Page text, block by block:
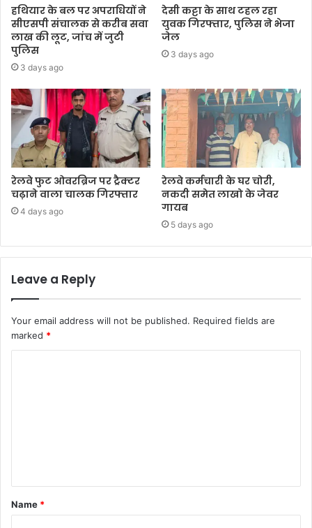
हथियार के बल पर अपराधियों ने
सीएसपी संचालक से करीब सवा
लाख की लूट, जांच में जुटी
पुलिस
3 days ago
देसी कट्टा के साथ टहल रहा
युवक गिरफ्तार, पुलिस ने भेजा
जेल
3 days ago
रेलवे फुट ओवरब्रिज पर ट्रैक्टर
चढ़ाने वाला चालक गिरफ्तार
4 days ago
रेलवे कर्मचारी के घर चोरी,
नकदी समेत लाखो के जेवर
गायब
5 days ago
Leave a Reply
Your email address will not be published. Required fields are
marked *
Name *